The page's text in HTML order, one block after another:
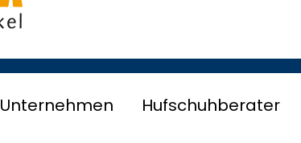
Unternehmen Hufschuhberater